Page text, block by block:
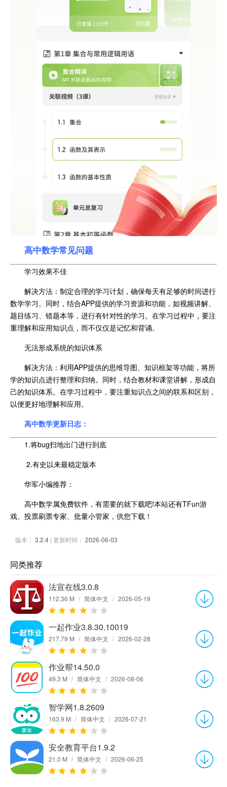
高中数学常见问题
学习效果不佳
解决方法：制定合理的学习计划，确保每天有足够的时间进行
数学学习。同时，结合APP提供的学习资源和功能，如视频讲解、
题目练习、错题本等，进行有针对性的学习。在学习过程中，要注
重理解和应用知识点，而不仅仅是记忆和背诵。
无法形成系统的知识体系
解决方法：利用APP提供的思维导图、知识框架等功能，将所
学的知识点进行整理和归纳。同时，结合教材和课堂讲解，形成自
己的知识体系。在学习过程中，要注重知识点之间的联系和区别，
以便更好地理解和应用。
高中数学更新日志：
1.将bug扫地出门进行到底
2.有史以来最稳定版本
华军小编推荐：
高中数学属免费软件，有需要的就下载吧!本站还有TFun游
戏、投票刷票专家、批量小管家，供您下载！
版本： 3.2.4 | 更新时间： 2026-06-03
同类推荐
法宣在线3.0.8
112.36 M / 简体中文 / 2026-05-19
一起作业3.8.30.10019
217.79 M / 简体中文 / 2026-02-28
作业帮14.50.0
49.3 M / 简体中文 / 2026-08-06
智学网1.8.2609
163.9 M / 简体中文 / 2026-07-21
安全教育平台1.9.2
21.0 M / 简体中文 / 2026-06-25